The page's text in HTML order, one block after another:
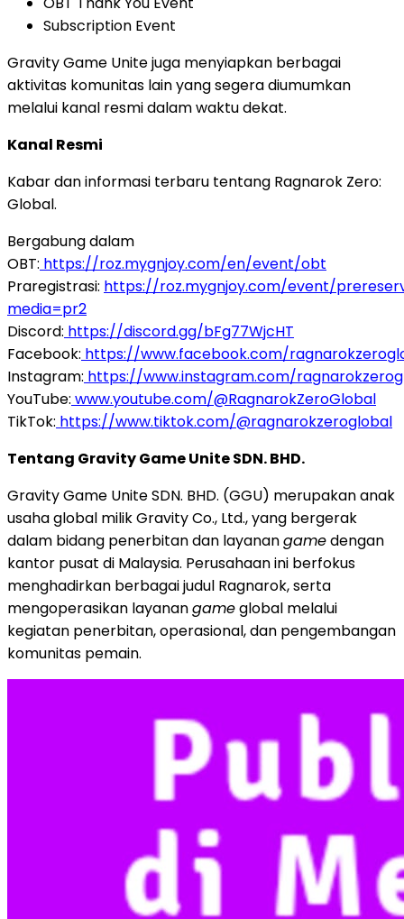
Subscription Event
Gravity Game Unite juga menyiapkan berbagai
aktivitas komunitas lain yang segera diumumkan
melalui kanal resmi dalam waktu dekat.
Kanal Resmi
Kabar dan informasi terbaru tentang Ragnarok Zero:
Global.
Bergabung dalam
OBT: https://roz.mygnjoy.com/en/event/obt
Praregistrasi: https://roz.mygnjoy.com/event/
media=pr2
Discord: https://discord.gg/bFg77WjcHT
Facebook: https://www.facebook.com/
Instagram: https://www.instagram.com/
YouTube: www.youtube.com/@RagnarokZeroGlobal
TikTok: https://www.tiktok.com/@ragnarokzeroglobal
Tentang Gravity Game Unite SDN. BHD.
Gravity Game Unite SDN. BHD. (GGU) merupakan anak
usaha global milik Gravity Co., Ltd., yang bergerak
dalam bidang penerbitan dan layanangamedengan
kantor pusat di Malaysia. Perusahaan ini berfokus
menghadirkan berbagai judul Ragnarok, serta
mengoperasikan layanangameglobal melalui
kegiatan penerbitan, operasional, dan pengembangan
komunitas pemain.